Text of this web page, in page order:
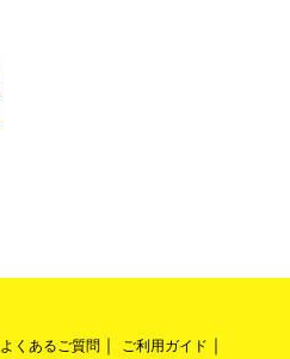
よくあるご質問 ご利用ガイド